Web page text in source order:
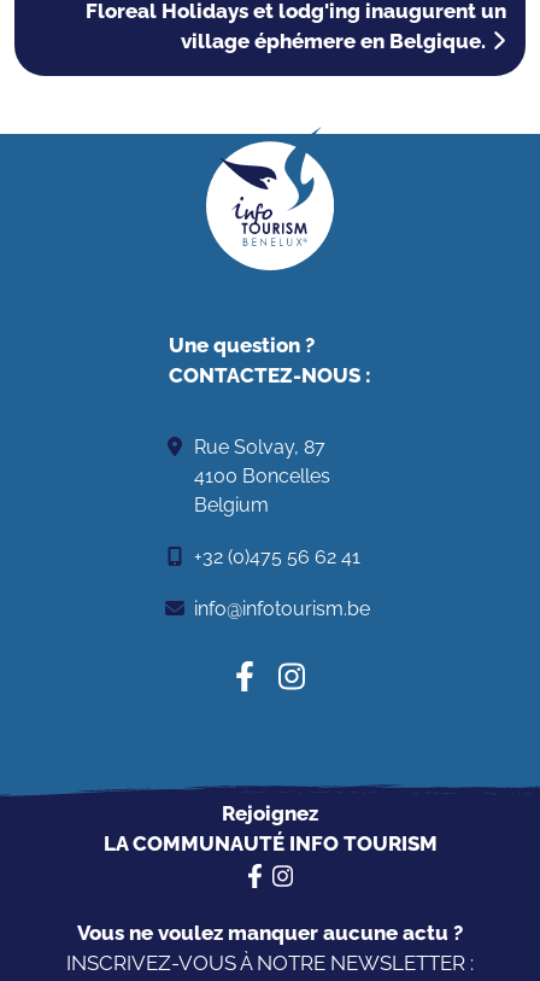
Floreal Holidays et lodg'ing inaugurent un
village éphémere en Belgique.
Une question ?
CONTACTEZ-NOUS :
Rue Solvay, 87
4100 Boncelles
Belgium
+32 (0)475 56 62 41
info@infotourism.be
Rejoignez
LA COMMUNAUTÉ INFO TOURISM
Vous ne voulez manquer aucune actu ?
INSCRIVEZ-VOUS À NOTRE NEWSLETTER :